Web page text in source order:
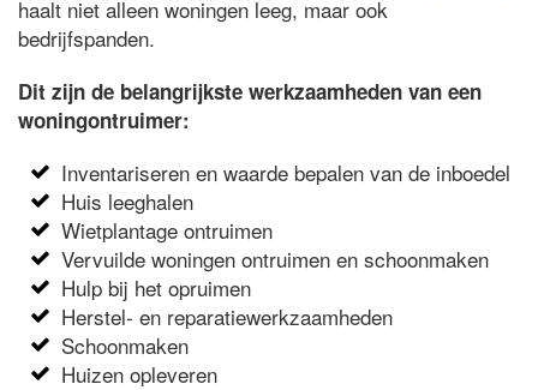
haalt niet alleen woningen leeg, maar ook
bedrijfspanden.
Dit zijn de belangrijkste werkzaamheden van een
woningontruimer:
Inventariseren en waarde bepalen van de inboedel
Huis leeghalen
Wietplantage ontruimen
Vervuilde woningen ontruimen en schoonmaken
Hulp bij het opruimen
Herstel- en reparatiewerkzaamheden
Schoonmaken
Huizen opleveren